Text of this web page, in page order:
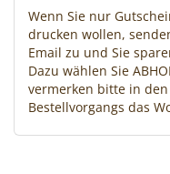
Wenn Sie nur
drucken wollen,
Email zu und Sie
Dazu wählen Sie
vermerken bitte in
Bestellvorgangs das